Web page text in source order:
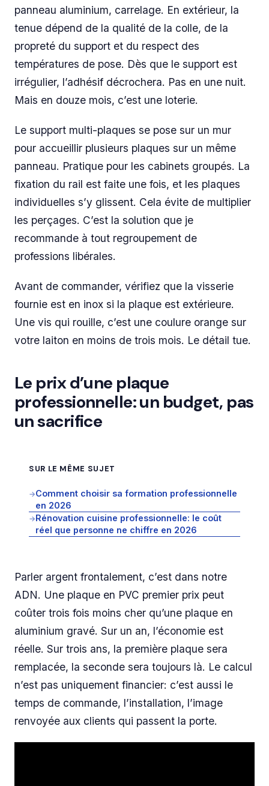
panneau aluminium, carrelage. En extérieur, la
tenue dépend de la qualité de la colle, de la
propreté du support et du respect des
températures de pose. Dès que le support est
irrégulier, l’adhésif décrochera. Pas en une nuit.
Mais en douze mois, c’est une loterie.
Le support multi-plaques se pose sur un mur
pour accueillir plusieurs plaques sur un même
panneau. Pratique pour les cabinets groupés. La
fixation du rail est faite une fois, et les plaques
individuelles s’y glissent. Cela évite de multiplier
les perçages. C’est la solution que je
recommande à tout regroupement de
professions libérales.
Avant de commander, vérifiez que la visserie
fournie est en inox si la plaque est extérieure.
Une vis qui rouille, c’est une coulure orange sur
votre laiton en moins de trois mois. Le détail tue.
Le prix d’une plaque
professionnelle: un budget, pas
un sacrifice
SUR LE MÊME SUJET
→Comment choisir sa formation professionnelle
en 2026
→Rénovation cuisine professionnelle: le coût
réel que personne ne chiffre en 2026
Parler argent frontalement, c’est dans notre
ADN. Une plaque en PVC premier prix peut
coûter trois fois moins cher qu’une plaque en
aluminium gravé. Sur un an, l’économie est
réelle. Sur trois ans, la première plaque sera
remplacée, la seconde sera toujours là. Le calcul
n’est pas uniquement financier: c’est aussi le
temps de commande, l’installation, l’image
renvoyée aux clients qui passent la porte.